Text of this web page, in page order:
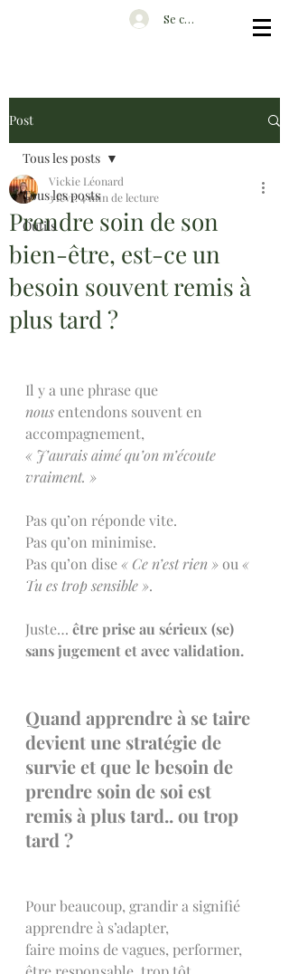
Se connecter
Post
Tous les posts
Outils
Tous les posts
Prendre soin de son
bien-être, est-ce un
besoin souvent remis à
plus tard ?
Vickie Léonard
3 févr.4 min de lecture
Il y a une phrase que
nous entendons souvent en
accompagnement,
« J’aurais aimé qu’on m’écoute
vraiment. »
Pas qu’on réponde vite.
Pas qu’on minimise.
Pas qu’on dise « Ce n’est rien » ou «
Tu es trop sensible ».
Juste… être prise au sérieux (se)
sans jugement et avec validation.
Quand apprendre à se taire
devient une stratégie de
survie et que le besoin de
prendre soin de soi est
remis à plus tard.. ou trop
tard ?
Pour beaucoup, grandir a signifié
apprendre à s’adapter,
faire moins de vagues, performer,